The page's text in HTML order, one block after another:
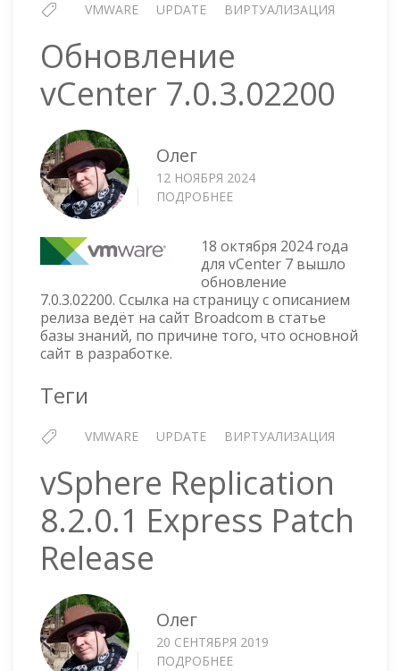
VMWARE UPDATE ВИРТУАЛИЗАЦИЯ
Обновление
vCenter 7.0.3.02200
Олег
12 НОЯБРЯ 2024
ПОДРОБНЕЕ
7.0.3.02200
18 октября 2024 года
для vCenter 7 вышло
обновление
7.0.3.02200. Ссылка на страницу с описанием
релиза ведёт на сайт Broadcom в статье
базы знаний, по причине того, что основной
сайт в разработке.
Теги
VMWARE UPDATE ВИРТУАЛИЗАЦИЯ
vSphere Replication
8.2.0.1 Express Patch
Release
Олег
20 СЕНТЯБРЯ 2019
ПОДРОБНЕЕ